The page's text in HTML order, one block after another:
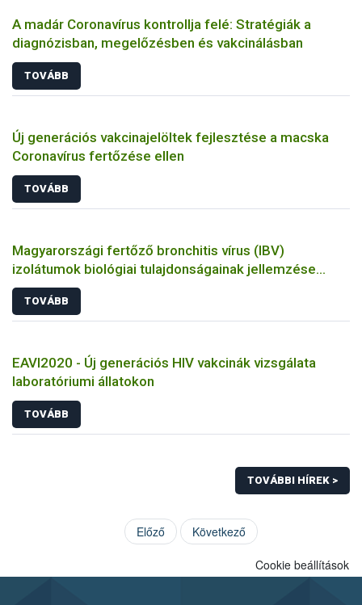
A madár Coronavírus kontrollja felé: Stratégiák a
diagnózisban, megelőzésben és vakcinálásban
TOVÁBB
Új generációs vakcinajelöltek fejlesztése a macska
Coronavírus fertőzése ellen
TOVÁBB
Magyarországi fertőző bronchitis vírus (IBV)
izolátumok biológiai tulajdonságainak jellemzése
állatkísérletes és molekuláris biológiai eszközökkel
TOVÁBB
EAVI2020 - Új generációs HIV vakcinák vizsgálata
laboratóriumi állatokon
TOVÁBB
TOVÁBBI HÍREK >
Előző Következő
Cookie beállítások